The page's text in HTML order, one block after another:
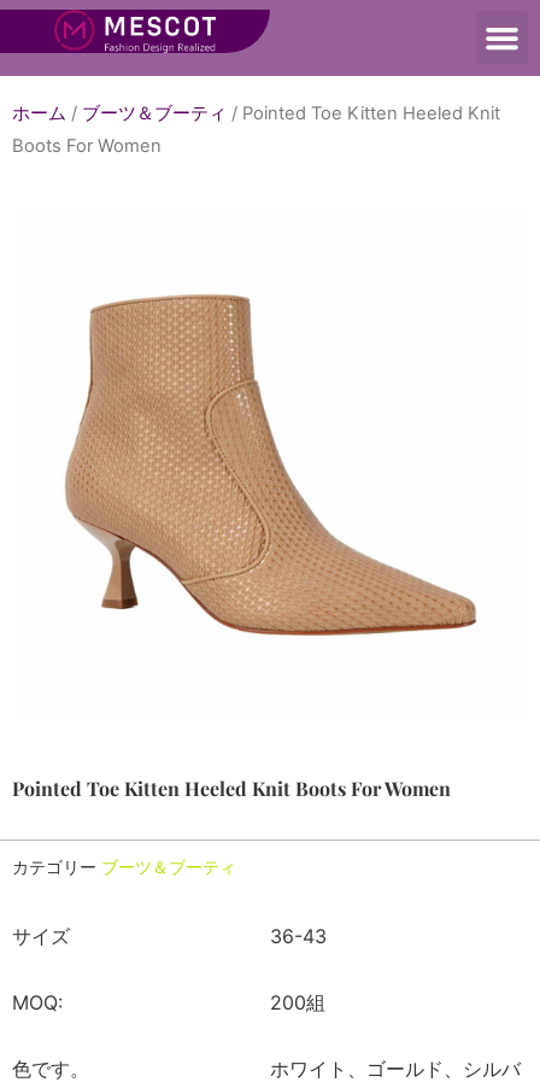
ホーム / ブーツ＆ブーティ / Pointed Toe Kitten Heeled Knit
Boots For Women
Pointed Toe Kitten Heeled Knit Boots For Women
カテゴリー ブーツ＆ブーティ
サイズ 36-43
MOQ: 200組
色です。
ホワイト、ゴールド、シルバ